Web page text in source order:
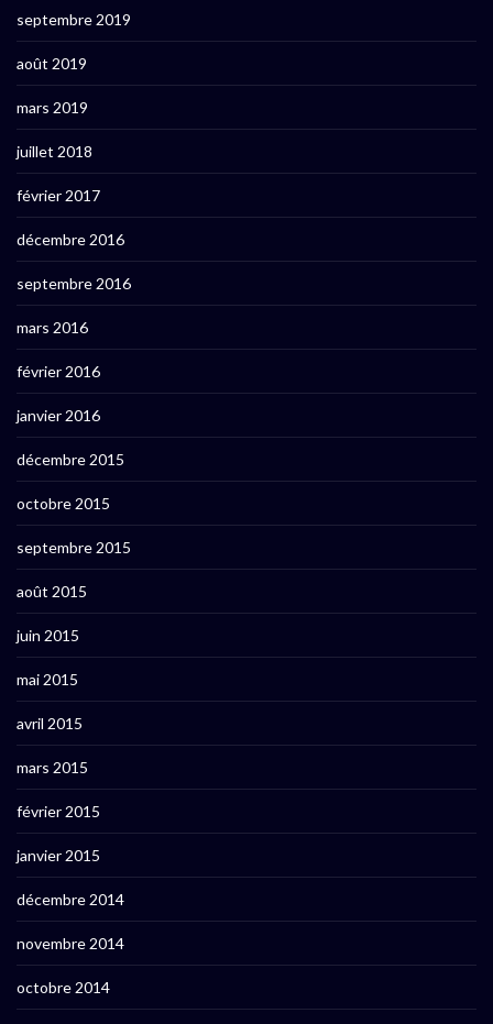
septembre 2019
août 2019
mars 2019
juillet 2018
février 2017
décembre 2016
septembre 2016
mars 2016
février 2016
janvier 2016
décembre 2015
octobre 2015
septembre 2015
août 2015
juin 2015
mai 2015
avril 2015
mars 2015
février 2015
janvier 2015
décembre 2014
novembre 2014
octobre 2014